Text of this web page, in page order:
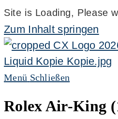
Site is Loading, Please
Zum Inhalt springen
Menü Schließen
Rolex Air-King